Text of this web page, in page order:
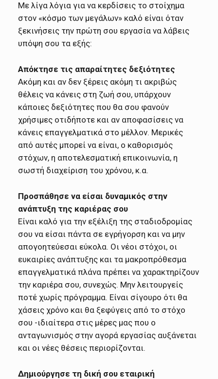
Με λίγα λόγια για να κερδίσεις το στοίχημα
στον «κόσμο των μεγάλων» καλό είναι όταν
ξεκινήσεις την πρώτη σου εργασία να λάβεις
υπόψη σου τα εξής:
Απόκτησε τις απαραίτητες δεξιότητες
Ακόμη και αν δεν ξέρεις ακόμη τι ακριβώς
θέλεις να κάνεις στη ζωή σου, υπάρχουν
κάποιες δεξιότητες που θα σου φανούν
χρήσιμες οτιδήποτε και αν αποφασίσεις να
κάνεις επαγγελματικά στο μέλλον. Μερικές
από αυτές μπορεί να είναι, ο καθορισμός
στόχων, η αποτελεσματική επικοινωνία, η
σωστή διαχείριση του χρόνου, κ.α.
Προσπάθησε να είσαι δυναμικός στην
ανάπτυξη της καριέρας σου
Είναι καλό για την εξέλιξη της σταδιοδρομίας
σου να είσαι πάντα σε εγρήγορση και να μην
απογοητεύεσαι εύκολα. Οι νέοι στόχοι, οι
ευκαιρίες ανάπτυξης και τα μακροπρόθεσμα
επαγγελματικά πλάνα πρέπει να χαρακτηρίζουν
την καριέρα σου, συνεχώς. Μην λειτουργείς
ποτέ χωρίς πρόγραμμα. Είναι σίγουρο ότι θα
χάσεις χρόνο και θα ξεφύγεις από το στόχο
σου -ιδιαίτερα στις μέρες μας που ο
ανταγωνισμός στην αγορά εργασίας αυξάνεται
και οι νέες θέσεις περιορίζονται.
Δημιούργησε τη δική σου εταιρική